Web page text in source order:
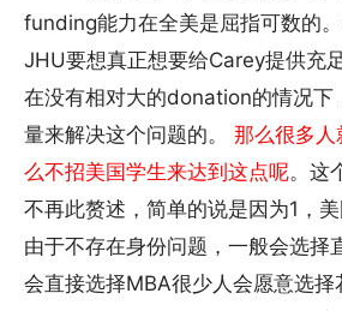
funding能力在全美是屈指可数的。
JHU要想真正想要给Carey提供充
在没有相对大的donation的情况下
量来解决这个问题的。
那么很多
么不招美国学生来达到这点呢。这
不再此赘述，简单的说是因为1，
由于不存在身份问题，一般会选择
会直接选择MBA很少人会愿意选